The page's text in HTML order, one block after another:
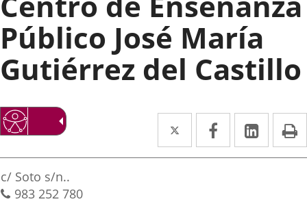
Público José María
Gutiérrez del Castillo
Twitter
Enlace
a
Facebook
Enlace
a
Enlace
a
Adresse
postale
c/ Soto s/n..
Téléphones
983 252 780